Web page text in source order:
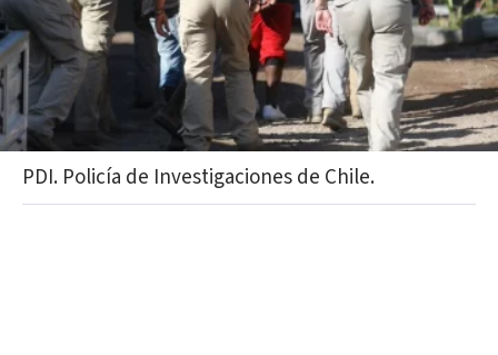
PDI. Policía de Investigaciones de Chile.